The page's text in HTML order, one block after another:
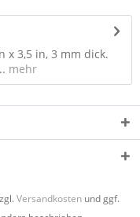
x 3,5 in, 3 mm dick.
mehr
Versandkosten und ggf.